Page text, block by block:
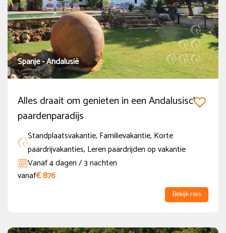
Spanje - Andalusië
Alles draait om genieten in een Andalusisch
paardenparadijs
Standplaatsvakantie, Familievakantie, Korte
paardrijvakanties, Leren paardrijden op vakantie
Vanaf 4 dagen / 3 nachten
vanaf€ 876
Bekijk reis